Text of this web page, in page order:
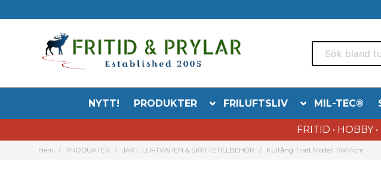
NYTT! PRODUKTER FRILUFTSLIV MIL-TEC®
FRITID • HOBBY
Hem PRODUKTER JAKT, LUFTVAPEN & SKYTTETILLBEHÖR Kulfång Tratt Modell 14x14cm